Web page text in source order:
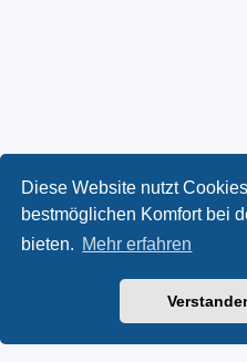
Diese Website nutzt
bestmöglichen Komfort bei
bieten. Mehr erfahren